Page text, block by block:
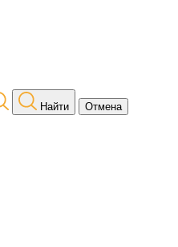
Найти Отмена